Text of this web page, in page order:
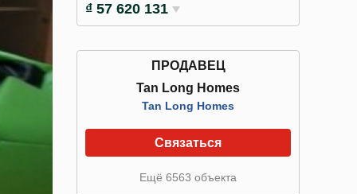
₫ 57 620 131
ПРОДАВЕЦ
Tan Long Homes
Tan Long Homes
Связаться
Ещё 6563 объекта